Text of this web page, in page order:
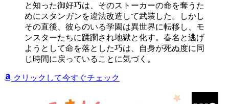
と知った御好巧は、そのストーカーの命を奪うた
めにスタンガンを違法改造して武装した。しかし
その直後、彼らのいる学園は異世界に転移し、モ
ンスターたちに蹂躙され地獄と化す。春名と逃げ
ようとして命を落とした巧は、自身が死ぬ度に同
じ時間に戻っていることに気づく。
クリックして今すぐチェック